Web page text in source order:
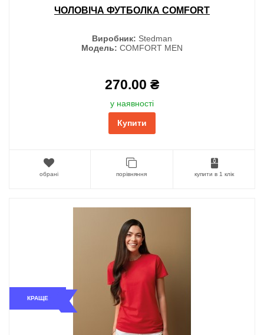
ЧОЛОВІЧА ФУТБОЛКА COMFORT
Виробник: Stedman
Модель: COMFORT MEN
270.00 ₴
у наявності
Купити
обрані порівняння купити в 1 клік
КРАЩЕ